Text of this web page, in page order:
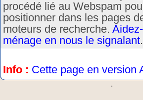
procédé lié au Webspam
positionner dans les pages
moteurs de recherche.
ménage en nous le signalant
Info : Cette page en version
.